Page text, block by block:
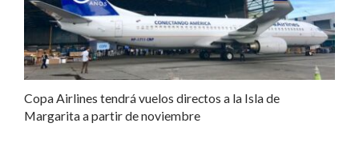
Copa Airlines tendrá vuelos directos a la Isla de
Margarita a partir de noviembre